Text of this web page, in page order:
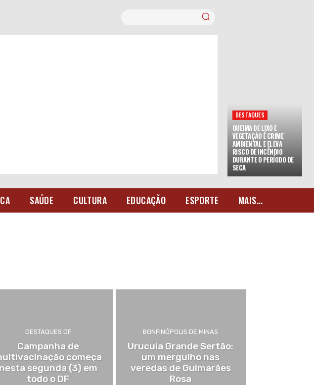
DESTAQUES
QUEIMA DE LIXO E
VEGETAÇÃO É CRIME
AMBIENTAL E ELEVA
RISCO DE INCÊNDIO
DURANTE O PERÍODO DE
SECA
SAÚDE CULTURA EDUCAÇÃO ESPORTE MAIS...
DESTAQUES DF
Campanha de
começa
nesta segunda (3) em
todo o DF
BONFINÓPOLIS DE MINAS
Urucuia Grande Sertão:
um mergulho nas
veredas de Guimarães
Rosa